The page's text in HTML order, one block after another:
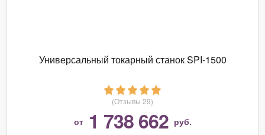
Универсальный токарный станок SPI-1500
(Отзывы 29)
от 1 738 662 руб.